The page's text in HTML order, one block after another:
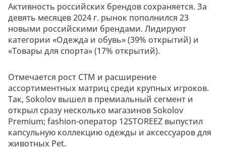
Активность российских брендов сохраняется. За
девять месяцев 2024 г. рынок пополнился 23
новыми российскими брендами. Лидируют
категории «Одежда и обувь» (39% открытий) и
«Товары для спорта» (17% открытий).
Отмечается рост СТМ и расширение
ассортиментных матриц среди крупных игроков.
Так, Sokolov вышел в премиальный сегмент и
открыл сразу несколько магазинов Sokolov
Premium; fashion-оператор 12STOREEZ выпустил
капсульную коллекцию одежды и аксессуаров для
животных Pet.